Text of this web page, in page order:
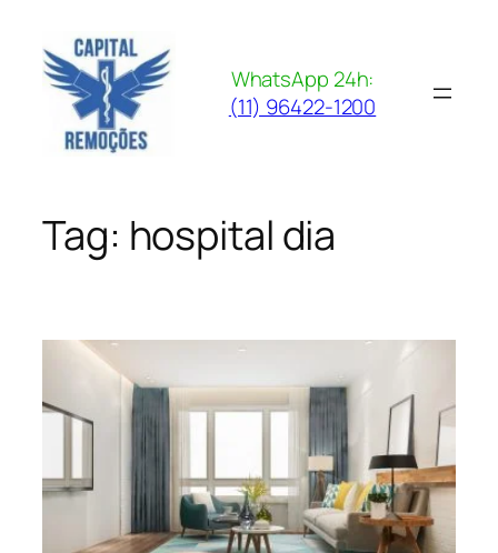
para
conteúdo
WhatsApp 24h:
(11) 96422-1200
Tag: hospital dia